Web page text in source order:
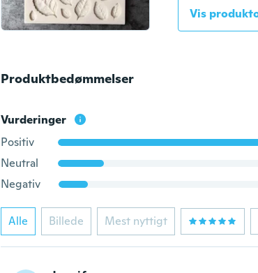
Vis
Produktbedømmelser
Vurderinger
Positiv
Neutral
Negativ
Alle Billede Mest nyttigt